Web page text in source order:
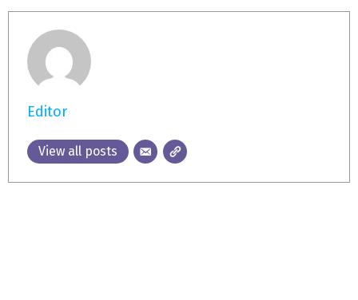
Editor
View all posts